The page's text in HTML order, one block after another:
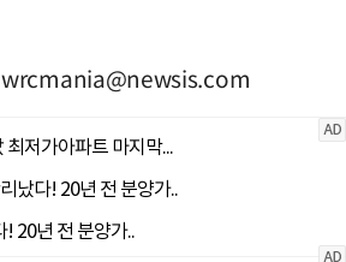
wrcmania@newsis.com